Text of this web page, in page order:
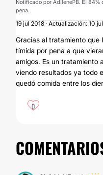
Notificado por AdilenePB. El 84%
pena.
19 jul 2018 · Actualización: 10
Gracias al tratamiento que
tímida por pena a que
amigos. Es un tratamiento
viendo resultados ya todo
quedó comida entre los
0